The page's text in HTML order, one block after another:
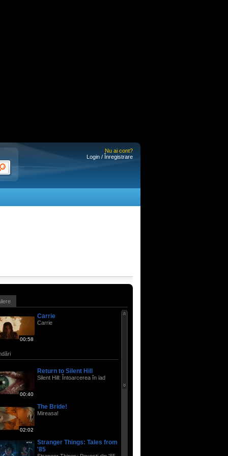
Nu ai cont?
Login / Înregistrare
00:58
Carrie
Carrie
00:40
Return to Silent Hill
Silent Hill: Întoarcerea în iad
02:02
The Bride!
Mireasa!
Stranger Things: Tales from
'85